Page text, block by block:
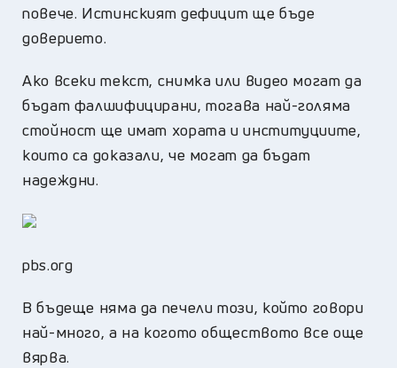
повече. Истинският дефицит ще бъде
доверието.
Ако всеки текст, снимка или видео могат да
бъдат фалшифицирани, тогава най-голяма
стойност ще имат хората и институциите,
които са доказали, че могат да бъдат
надеждни.
pbs.org
В бъдеще няма да печели този, който говори
най-много, а на когото обществото все още
вярва.